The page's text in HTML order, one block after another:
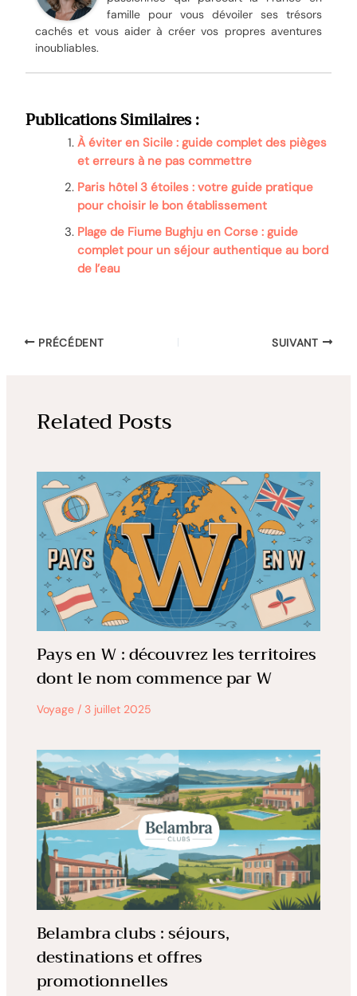
famille pour vous dévoiler ses trésors
cachés et vous aider à créer vos propres aventures
inoubliables.
Publications Similaires :
À éviter en Sicile : guide complet des pièges
et erreurs à ne pas commettre
Paris hôtel 3 étoiles : votre guide pratique
pour choisir le bon établissement
Plage de Fiume Bughju en Corse : guide
complet pour un séjour authentique au bord
de l’eau
PRÉCÉDENT SUIVANT
Related Posts
Pays en W : découvrez les territoires
dont le nom commence par W
Voyage/ 3 juillet 2025
Belambra clubs : séjours,
destinations et offres
promotionnelles